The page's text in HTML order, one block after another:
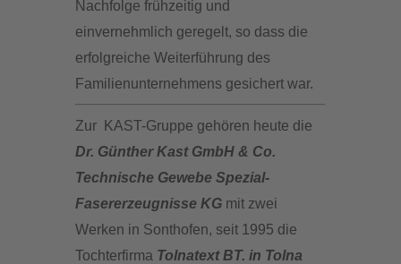
Nachfolge frühzeitig und
einvernehmlich geregelt, so dass die
erfolgreiche Weiterführung des
Familienunternehmens gesichert war.
Zur KAST-Gruppe gehören heute die
Dr. Günther Kast GmbH & Co.
Technische Gewebe Spezial-
Fasererzeugnisse KG mit zwei
Werken in Sonthofen, seit 1995 die
Tochterfirma Tolnatext BT. in Tolna